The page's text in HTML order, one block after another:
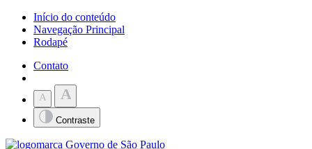
Início do conteúdo
Navegação Principal
Rodapé
Contato
A A
Contraste